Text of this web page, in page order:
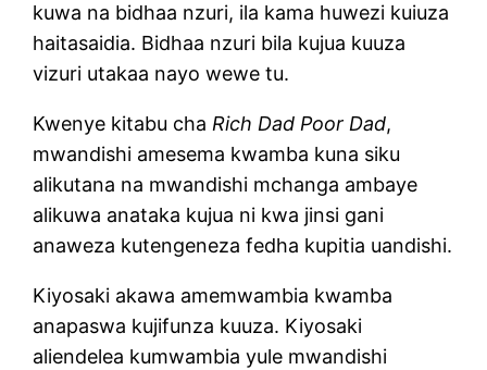
kuwa na bidhaa nzuri, ila kama huwezi kuiuza
haitasaidia. Bidhaa nzuri bila kujua kuuza
vizuri utakaa nayo wewe tu.
Kwenye kitabu chaRich Dad Poor Dad,
mwandishi amesema kwamba kuna siku
alikutana na mwandishi mchanga ambaye
alikuwa anataka kujua ni kwa jinsi gani
anaweza kutengeneza fedha kupitia uandishi.
Kiyosaki akawa amemwambia kwamba
anapaswa kujifunza kuuza. Kiyosaki
aliendelea kumwambia yule mwandishi